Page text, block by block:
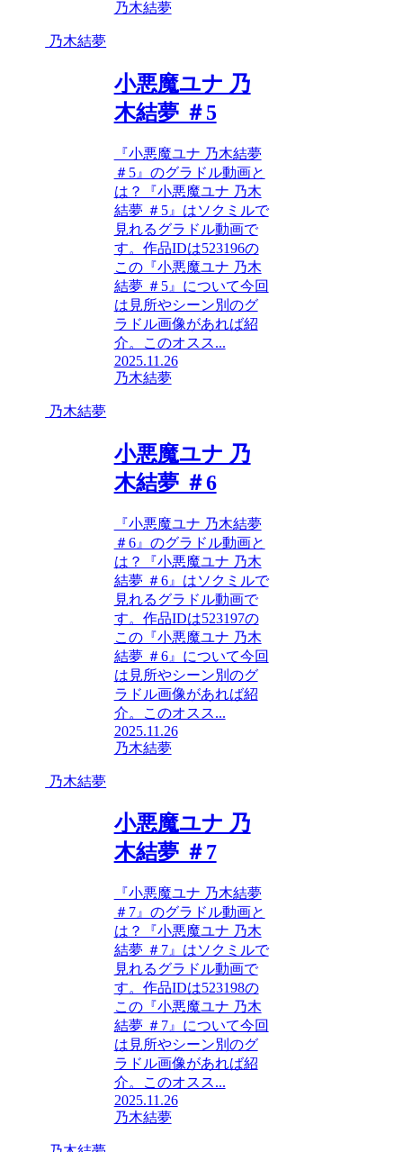
乃木結夢
乃木結夢
小悪魔ユナ 乃
木結夢 ＃5
『小悪魔ユナ 乃木結夢
＃5』のグラドル動画と
は？『小悪魔ユナ 乃木
結夢 ＃5』はソクミルで
見れるグラドル動画で
す。作品IDは523196の
この『小悪魔ユナ 乃木
結夢 ＃5』について今回
は見所やシーン別のグ
ラドル画像があれば紹
介。このオスス...
2025.11.26
乃木結夢
乃木結夢
小悪魔ユナ 乃
木結夢 ＃6
『小悪魔ユナ 乃木結夢
＃6』のグラドル動画と
は？『小悪魔ユナ 乃木
結夢 ＃6』はソクミルで
見れるグラドル動画で
す。作品IDは523197の
この『小悪魔ユナ 乃木
結夢 ＃6』について今回
は見所やシーン別のグ
ラドル画像があれば紹
介。このオスス...
2025.11.26
乃木結夢
乃木結夢
小悪魔ユナ 乃
木結夢 ＃7
『小悪魔ユナ 乃木結夢
＃7』のグラドル動画と
は？『小悪魔ユナ 乃木
結夢 ＃7』はソクミルで
見れるグラドル動画で
す。作品IDは523198の
この『小悪魔ユナ 乃木
結夢 ＃7』について今回
は見所やシーン別のグ
ラドル画像があれば紹
介。このオスス...
2025.11.26
乃木結夢